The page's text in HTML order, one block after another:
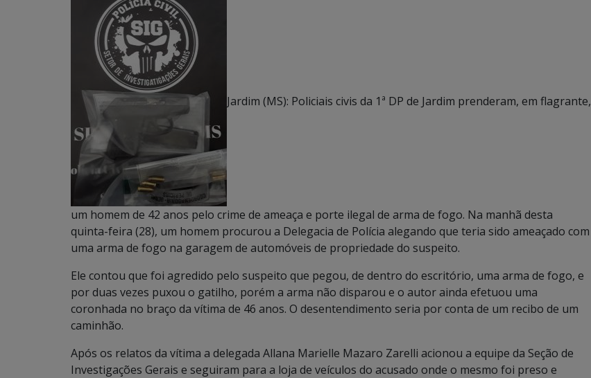
Jardim (MS): Policiais civis da 1ª DP de Jardim prenderam, em flagrante,
um homem de 42 anos pelo crime de ameaça e porte ilegal de arma de fogo. Na manhã desta
quinta-feira (28), um homem procurou a Delegacia de Polícia alegando que teria sido ameaçado com
uma arma de fogo na garagem de automóveis de propriedade do suspeito.
Ele contou que foi agredido pelo suspeito que pegou, de dentro do escritório, uma arma de fogo, e
por duas vezes puxou o gatilho, porém a arma não disparou e o autor ainda efetuou uma
coronhada no braço da vítima de 46 anos. O desentendimento seria por conta de um recibo de um
caminhão.
Após os relatos da vítima a delegada Allana Marielle Mazaro Zarelli acionou a equipe da Seção de
Investigações Gerais e seguiram para a loja de veículos do acusado onde o mesmo foi preso e